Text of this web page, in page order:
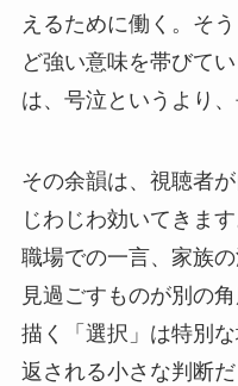
えるために働く。そ
ど強い意味を帯びて
は、号泣というより
その余韻は、視聴者
じわじわ効いてきま
職場での一言、家族
見過ごすものが別の
描く「選択」は特別
返される小さな判断だ